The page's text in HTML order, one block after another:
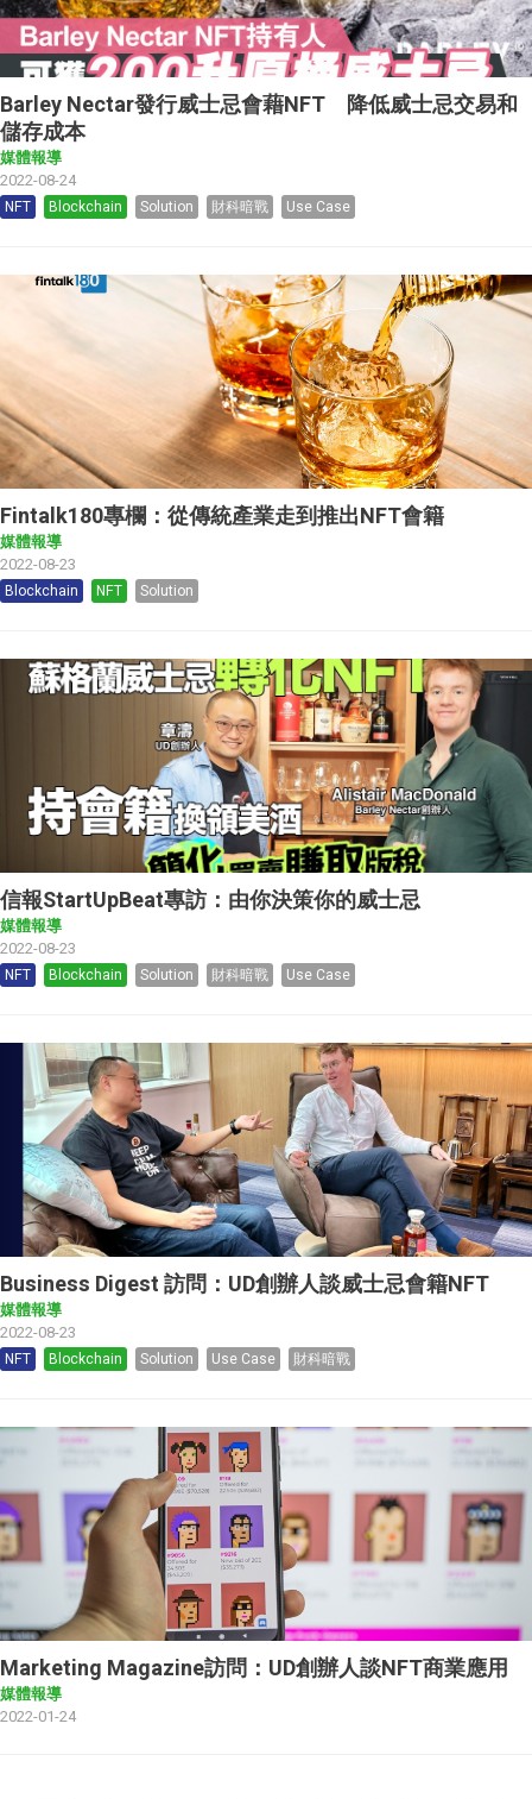
Barley Nectar發行威士忌會藉NFT 降低威士忌交易和
儲存成本
媒體報導
2022-08-24
NFT Blockchain Solution 財科暗戰 Use Case
Fintalk180專欄：從傳統產業走到推出NFT會籍
媒體報導
2022-08-23
Blockchain NFT Solution
信報StartUpBeat專訪：由你決策你的威士忌
媒體報導
2022-08-23
NFT Blockchain Solution 財科暗戰 Use Case
Business Digest 訪問：UD創辦人談威士忌會籍NFT
媒體報導
2022-08-23
NFT Blockchain Solution Use Case 財科暗戰
Marketing Magazine訪問：UD創辦人談NFT商業應用
媒體報導
2022-01-24